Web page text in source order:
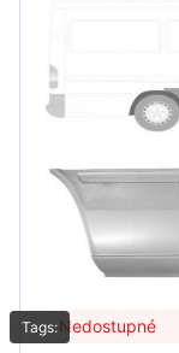
Nedostupné
Tags: